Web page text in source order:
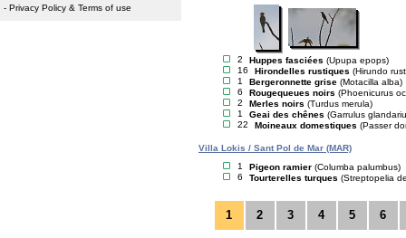
- Privacy Policy & Terms of use
2 Huppes fasciées (Upupa epops)
16
Hirondelles rustiques (Hirundo
1
Bergeronnette grise (Motacilla alba)
6
Rougequeues noirs (Phoenicurus
2
Merles noirs (Turdus merula)
1
Geai des chênes (Garrulus
22
Moineaux domestiques (Passer
Villa Lokis / Sant Pol de Mar (MAR)
1
Pigeon ramier (Columba palumbus)
6
Tourterelles turques (Streptopelia
1 2 3 4 5 6